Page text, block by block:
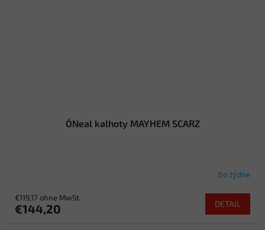
O´Neal kalhoty MAYHEM SCARZ
Do týdne
€119,17 ohne MwSt.
€144,20 DETAIL